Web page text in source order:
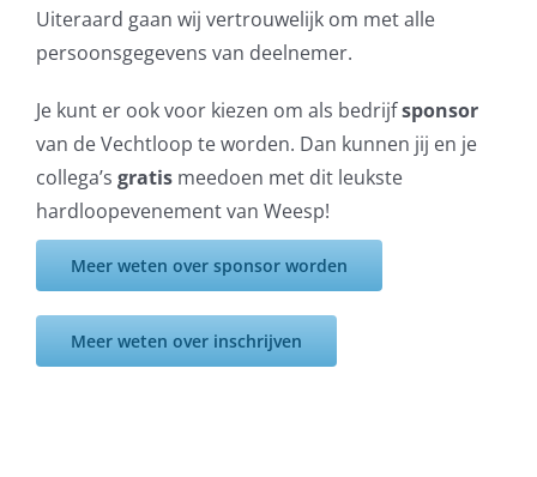
Uiteraard gaan wij vertrouwelijk om met alle
persoonsgegevens van deelnemer.
Je kunt er ook voor kiezen om als bedrijfsponsor
van de Vechtloop te worden. Dan kunnen jij en je
collega’s gratismeedoen met dit leukste
hardloopevenement van Weesp!
Meer weten over sponsor worden
Meer weten over inschrijven